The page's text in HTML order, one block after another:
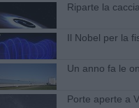
Riparte la
Il Nobel per la
Un anno fa le
Porte aperte a